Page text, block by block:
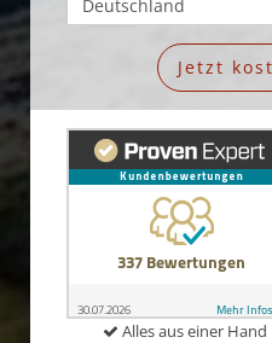
Jetzt
Alles aus einer Hand